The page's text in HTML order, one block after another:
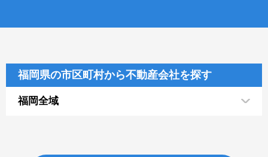
福岡県の市区町村から不動産会社を探す
福岡全域